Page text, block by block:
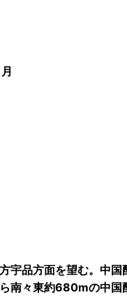
宇品方面を望む。中
南々東約680mの中国